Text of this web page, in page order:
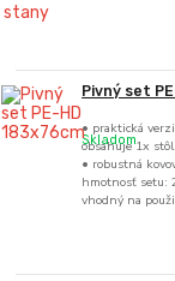
Pivný set
• praktická
obsahuje 1x
• robustná
hmotnosť setu:
vhodný na
Skladom